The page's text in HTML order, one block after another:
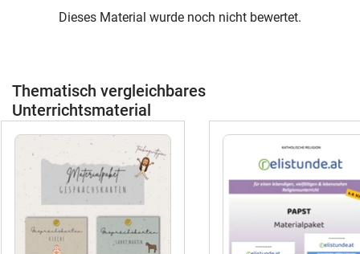
Dieses Material wurde noch nicht bewertet.
Thematisch vergleichbares
Unterrichtsmaterial